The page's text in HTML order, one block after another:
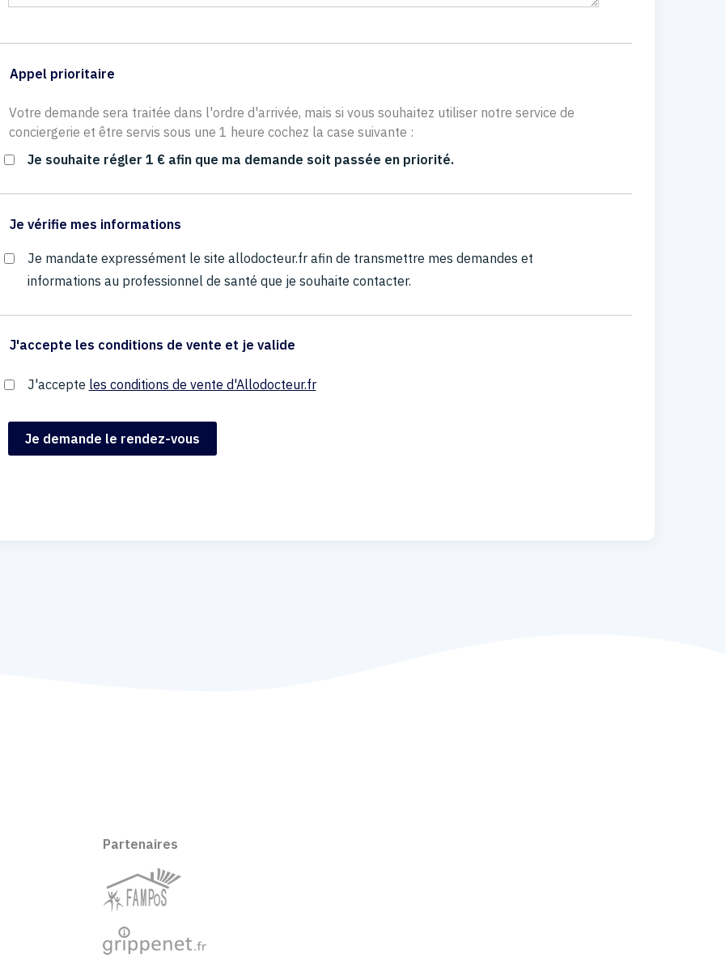
Appel prioritaire
Votre demande sera traitée dans l'ordre d'arrivée, mais si vous souhaitez utiliser notre service de
conciergerie et être servis sous une 1 heure cochez la case suivante :
Je souhaite régler 1 € afin que ma demande soit passée en priorité.
Je vérifie mes informations
Je mandate expressément le site allodocteur.fr afin de transmettre mes demandes et
informations au professionnel de santé que je souhaite contacter.
J'accepte les conditions de vente et je valide
J'accepte les conditions de vente d'Allodocteur.fr
Partenaires